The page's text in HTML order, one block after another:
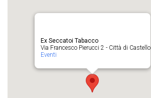
Ex Seccatoi Tabacco
Via Francesco Pierucci 2 - Città di Castello
Eventi